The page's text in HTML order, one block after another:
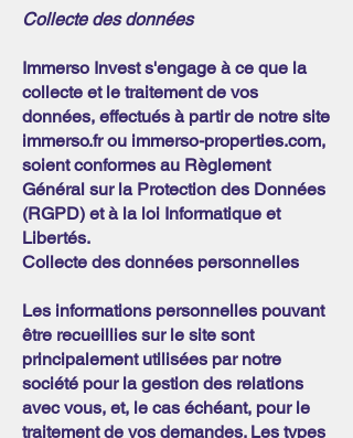
Collecte des données
Immerso Invest s'engage à ce que la
collecte et le traitement de vos
données, effectués à partir de notre site
immerso.fr ou immerso-properties.com,
soient conformes au Règlement
Général sur la Protection des Données
(RGPD) et à la loi Informatique et
Libertés.
Collecte des données personnelles
Les informations personnelles pouvant
être recueillies sur le site sont
principalement utilisées par notre
société pour la gestion des relations
avec vous, et, le cas échéant, pour le
traitement de vos demandes. Les types